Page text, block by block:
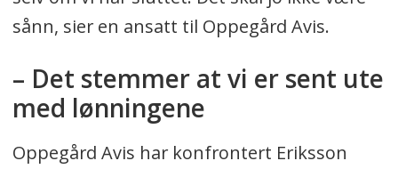
sånn, sier en ansatt til Oppegård Avis.
– Det stemmer at vi er sent ute
med lønningene
Oppegård Avis har konfrontert Eriksson